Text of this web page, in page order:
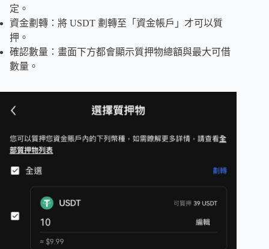
定。
資金劃轉：將 USDT 劃轉至「資金帳戶」才可以質
押。
確認數量：畫面下方都會顯示質押物總額與最大可借
數量。